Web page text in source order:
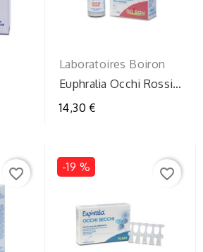
Laboratoires Boiron
Euphralia Occhi Rossi:
Decongestionante
14,30 €
favorite_border -19 % favorite_border